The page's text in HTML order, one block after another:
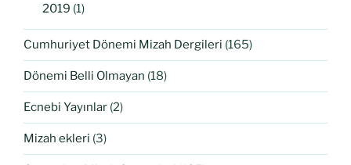
2019 (1)
Cumhuriyet Dönemi Mizah Dergileri (165)
Dönemi Belli Olmayan (18)
Ecnebi Yayınlar (2)
Mizah ekleri (3)